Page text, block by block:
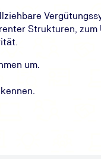
Strukturen, zum
um.